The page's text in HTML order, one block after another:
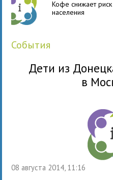
Кофе снижает риск
населения
события
Дети из
в
08 августа 2014, 11:16